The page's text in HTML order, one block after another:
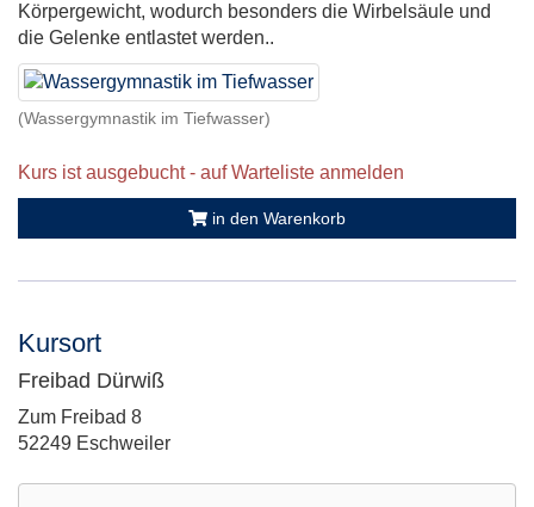
Körpergewicht, wodurch besonders die Wirbelsäule und
die Gelenke entlastet werden..
(Wassergymnastik im Tiefwasser)
Kurs ist ausgebucht - auf Warteliste anmelden
in den Warenkorb
Kursort
Freibad Dürwiß
Adresse:
Zum Freibad 8
52249 Eschweiler